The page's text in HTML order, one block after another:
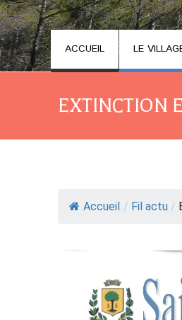
ACCUEIL LE
EXTINCTION
Accueil / Fil actu /